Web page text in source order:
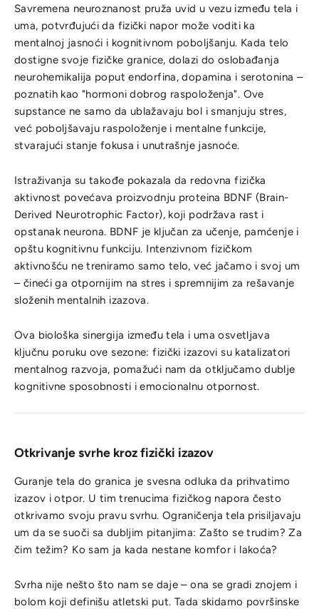
Savremena neuroznanost pruža uvid u vezu između tela i
uma, potvrđujući da fizički napor može voditi ka
mentalnoj jasnoći i kognitivnom poboljšanju. Kada telo
dostigne svoje fizičke granice, dolazi do oslobađanja
neurohemikalija poput endorfina, dopamina i serotonina –
poznatih kao "hormoni dobrog raspoloženja". Ove
supstance ne samo da ublažavaju bol i smanjuju stres,
već poboljšavaju raspoloženje i mentalne funkcije,
stvarajući stanje fokusa i unutrašnje jasnoće.
Istraživanja su takođe pokazala da redovna fizička
aktivnost povećava proizvodnju proteina BDNF (Brain-
Derived Neurotrophic Factor), koji podržava rast i
opstanak neurona. BDNF je ključan za učenje, pamćenje i
opštu kognitivnu funkciju. Intenzivnom fizičkom
aktivnošću ne treniramo samo telo, već jačamo i svoj um
– čineći ga otpornijim na stres i spremnijim za rešavanje
složenih mentalnih izazova.
Ova biološka sinergija između tela i uma osvetljava
ključnu poruku ove sezone: fizički izazovi su katalizatori
mentalnog razvoja, pomažući nam da otključamo dublje
kognitivne sposobnosti i emocionalnu otpornost.
Otkrivanje svrhe kroz fizički izazov
Guranje tela do granica je svesna odluka da prihvatimo
izazov i otpor. U tim trenucima fizičkog napora često
otkrivamo svoju pravu svrhu. Ograničenja tela prisiljavaju
um da se suoči sa dubljim pitanjima: Zašto se trudim? Za
čim težim? Ko sam ja kada nestane komfor i lakoća?
Svrha nije nešto što nam se daje – ona se gradi znojem i
bolom koji definišu atletski put. Tada skidamo površinske